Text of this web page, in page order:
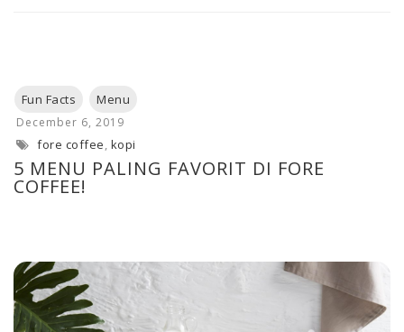
5 MENU PALING FAVORIT DI FORE
COFFEE!
fore coffee, kopi